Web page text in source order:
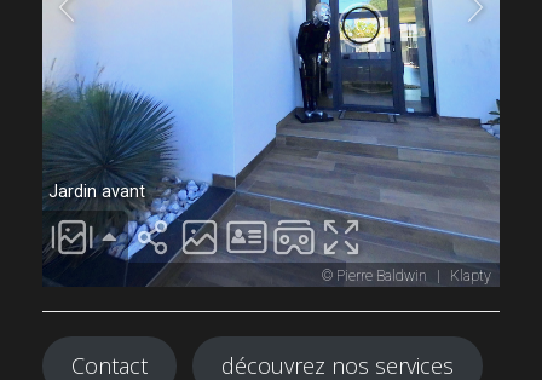
Contact découvrez nos services